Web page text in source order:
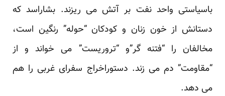
باسیاستی واحد نفت بر آتش می ریزند. بشاراسد که
دستانش از خون زنان و کودکان “حوله” رنگین است،
مخالفان را “فتنه گر”و “تروریست” می خواند و از
“مقاومت” دم می زند. دستوراخراج سفرای غربی را هم
می دهد.